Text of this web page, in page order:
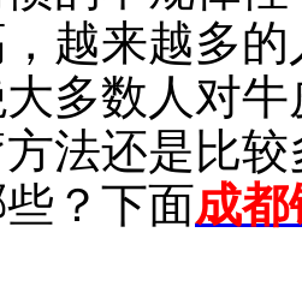
越来越多
多数人对
法还是比
？下面成都